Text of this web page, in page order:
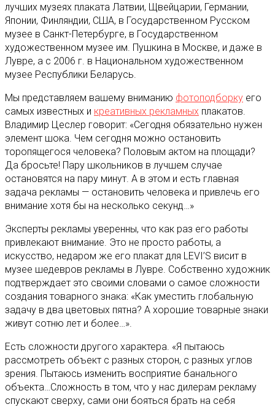
лучших музеях плаката Латвии, Щвейцарии, Германии,
Японии, Финляндии, США, в Государственном Русском
музее в Санкт-Петербурге, в Государственном
художественном музее им. Пушкина в Москве, и даже в
Лувре, а с 2006 г. в Национальном художественном
музее Республики Беларусь.
Мы представляем вашему вниманию фотоподборку его
самых известных и креативных рекламных плакатов.
Владимир Цеслер говорит: «Сегодня обязательно нужен
элемент шока. Чем сегодня можно остановить
торопящегося человека? Половым актом на площади?
Да бросьте! Пару школьников в лучшем случае
остановятся на пару минут. А в этом и есть главная
задача рекламы — остановить человека и привлечь его
внимание хотя бы на несколько секунд…»
Эксперты рекламы уверенны, что как раз его работы
привлекают внимание. Это не просто работы, а
искусство, недаром же его плакат для LEVI’S висит в
музее шедевров рекламы в Лувре. Собственно художник
подтверждает это своими словами о самое сложности
создания товарного знака: «Как уместить глобальную
задачу в два цветовых пятна? А хорошие товарные знаки
живут сотню лет и более…».
Есть сложности другого характера. «Я пытаюсь
рассмотреть объект с разных сторон, с разных углов
зрения. Пытаюсь изменить восприятие банального
объекта…Сложность в том, что у нас дилерам рекламу
спускают сверху, сами они бояться брать на себя